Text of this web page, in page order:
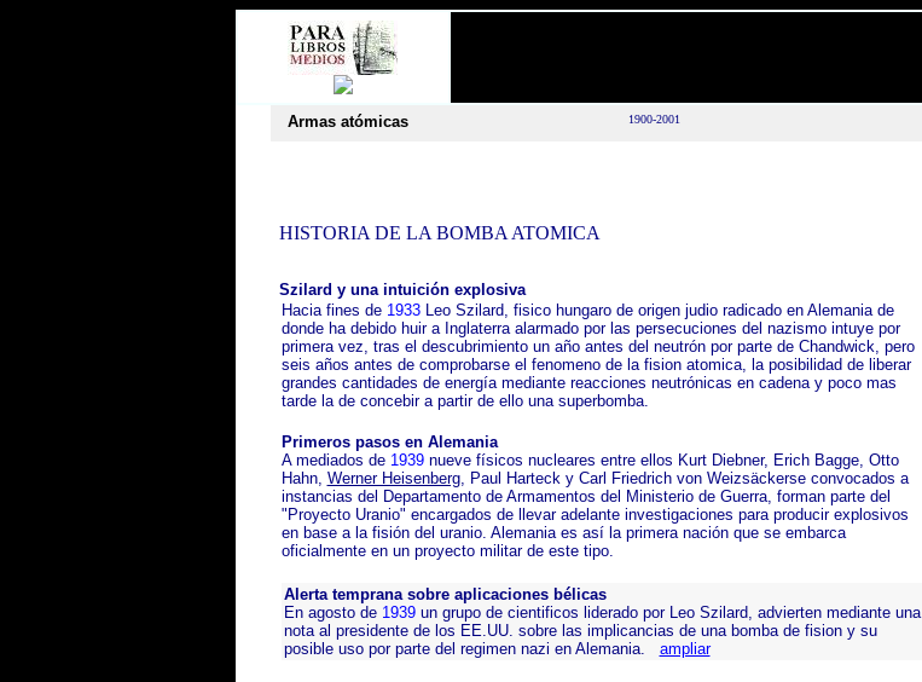
Armas atómicas 1900-2001
HISTORIA DE LA BOMBA ATOMICA
Szilard y una intuición explosiva
Hacia fines de 1933Leo Szilard, fisico hungaro de origen judio radicado en Alemania de
donde ha debido huir a Inglaterra alarmado por las persecuciones del nazismo intuye por
primera vez, tras el descubrimiento un año antes del neutrón por parte de Chandwick, pero
seis años antes de comprobarse el fenomeno de la fision atomica, la posibilidad de liberar
grandes cantidades de energía mediante reacciones neutrónicas en cadena y poco mas
tarde la de concebir a partir de ello una superbomba.
Primeros pasos en Alemania
A mediados de 1939nueve físicos nucleares entre ellos Kurt Diebner, Erich Bagge, Otto
Hahn, Werner Heisenberg, Paul Harteck y Carl Friedrich von Weizsäckerse convocados a
instancias del Departamento de Armamentos del Ministerio de Guerra, forman parte del
"Proyecto Uranio" encargados de llevar adelante investigaciones para producir explosivos
en base a la fisión del uranio. Alemania es así la primera nación que se embarca
oficialmente en un proyecto militar de este tipo.
Alerta temprana sobre aplicaciones bélicas
En agosto de 1939un grupo de cientificos liderado por Leo Szilard, advierten mediante una
nota al presidente de los EE.UU. sobre las implicancias de una bomba de fision y su
posible uso por parte del regimen nazi en Alemania.
ampliar